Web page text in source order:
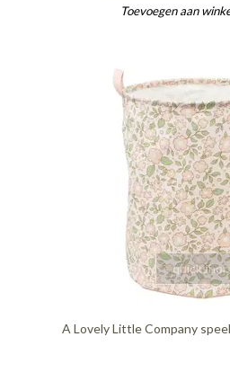
Toevoegen aan
quickshop
A Lovely Little Company